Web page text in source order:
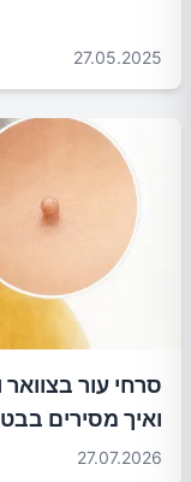
27.05.2025
סרחי עור
ואיך מסירים
27.07.2026